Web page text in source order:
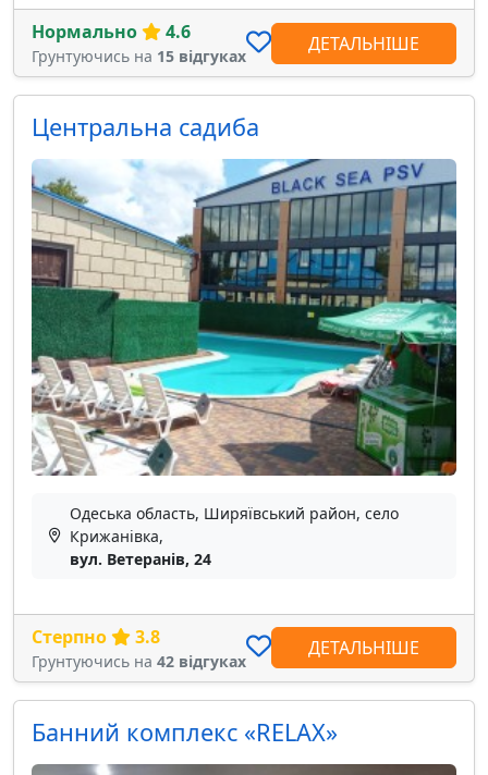
Нормально 4.6
Грунтуючись на 15 відгуках
ДЕТАЛЬНІШЕ
Центральна садиба
Одеська область, Ширяївський район, село
Крижанівка,
вул. Ветеранів, 24
Стерпно 3.8
Грунтуючись на 42 відгуках
ДЕТАЛЬНІШЕ
Банний комплекс «RELAX»